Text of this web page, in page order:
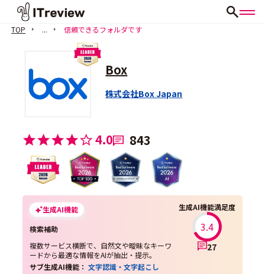
TOP ... 信頼できるフォルダです
Box
株式会社Box Japan
4.0 843
生成AI機能
検索補助
複数サービス横断で、自然文や曖昧なキーワ
ードから最適な情報をAIが抽出・提示。
生成AI機能満足度
3.4
27
サブ生成AI機能：文字認識・文字起こし